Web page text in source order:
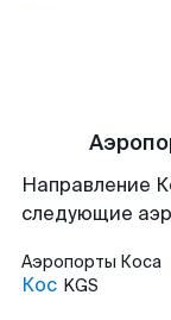
Направление
следующие
Аэропорты Коса
Кос KGS